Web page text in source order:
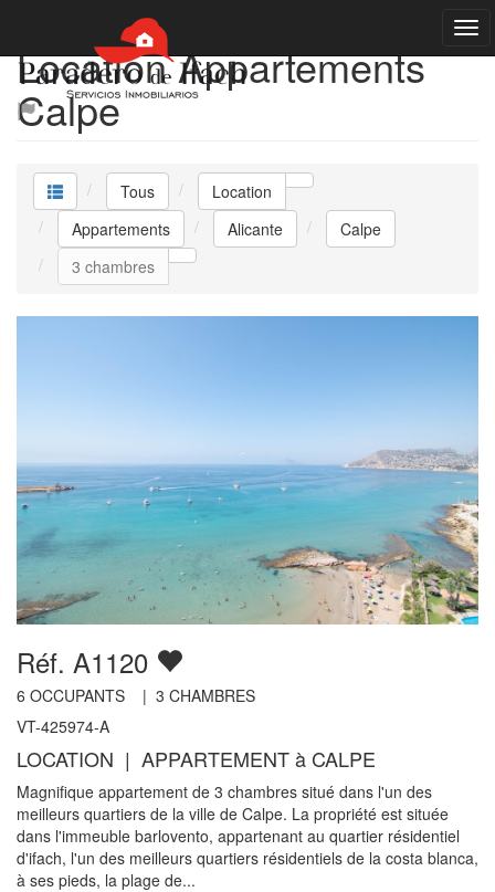
Location Appartements
Calpe
Tous
Location
Appartements
Alicante
Calpe
3 chambres
Réf. A1120
6 OCCUPANTS | 3 CHAMBRES
VT-425974-A
LOCATION | APPARTEMENT à CALPE
Magnifique appartement de 3 chambres situé dans l'un des
meilleurs quartiers de la ville de Calpe. La propriété est située
dans l'immeuble barlovento, appartenant au quartier résidentiel
d'ifach, l'un des meilleurs quartiers résidentiels de la costa blanca,
à ses pieds, la plage de...